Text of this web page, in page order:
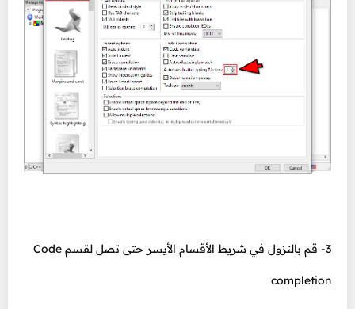
3- قم بالنزول في شريط الأقسام الأيسر حتى تصل لقسم Code
completion